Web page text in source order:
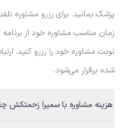
پزشک بمانید. برای رزرو مشاوره
زمان مناسب مشاوره خود از
نوبت مشاوره خود را رزرو کنید.
شده برقرار می‌شود.
هزینه مشاوره با سمیرا زحمتکش